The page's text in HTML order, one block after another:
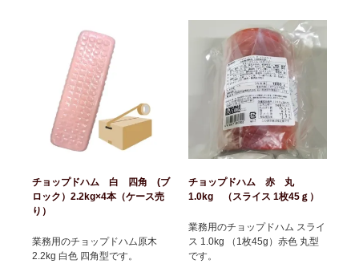
チョップドハム 白 四角 (ブ
ロック）2.2kg×4本（ケース売
り）
業務用のチョップドハム原木
2.2kg 白色 四角型です。
チョップドハム 赤 丸
1.0kg （スライス 1枚45ｇ）
業務用のチョップドハム スライ
ス 1.0kg （1枚45g）赤色 丸型
です。